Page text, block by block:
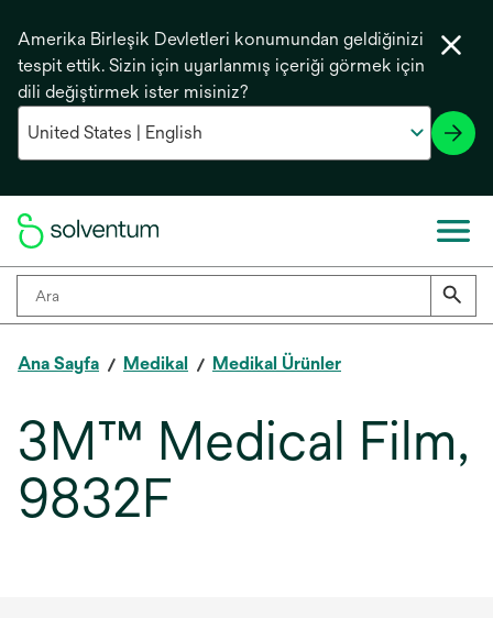
Amerika Birleşik Devletleri konumundan geldiğinizi
tespit ettik. Sizin için uyarlanmış içeriği görmek için
dili değiştirmek ister misiniz?
Ana Sayfa Medikal Medikal Ürünler
3M™ Medical Film,
9832F